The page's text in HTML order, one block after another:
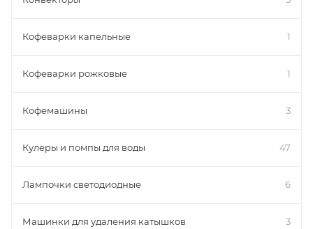
Кофеварки капельные 1
Кофеварки рожковые 1
Кофемашины 3
Кулеры и помпы для воды 47
Лампочки светодиодные 6
Машинки для удаления катышков 3